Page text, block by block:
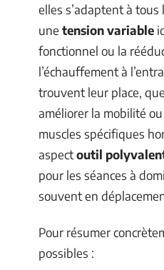
elles s’adaptent à
une tension variable
fonctionnel ou la
l’échauffement à
trouvent leur place,
améliorer la mobilité
muscles spécifiques
aspectoutil
pour les séances à
souvent en
Pour résumer
possibles :